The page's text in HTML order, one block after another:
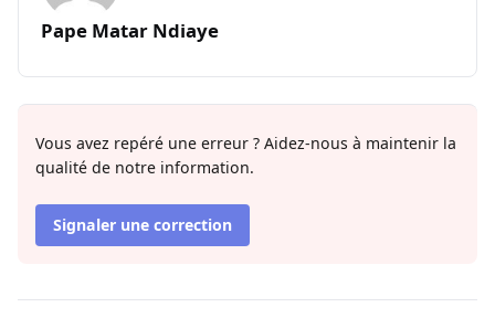
Pape Matar Ndiaye
Vous avez repéré une erreur ? Aidez-nous à maintenir la
qualité de notre information.
Signaler une correction